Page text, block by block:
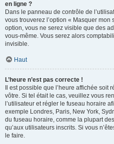
en ligne ?
Dans le panneau de contrôle de
vous trouverez l’option « Masquer mon
option, vous ne serez visible que des
vous-même. Vous serez alors
invisible.
Haut
L’heure n’est pas correcte !
Il est possible que l’heure affichée
vôtre. Si tel était le cas, veuillez vous
l’utilisateur et régler le fuseau horaire
exemple Londres, Paris, New York,
du fuseau horaire, comme la plupart
qu’aux utilisateurs inscrits. Si vous
le faire.